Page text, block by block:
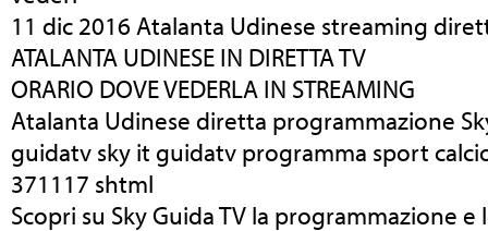
11 dic 2016 Atalanta Udinese streaming
ATALANTA UDINESE IN DIRETTA TV
ORARIO DOVE VEDERLA IN STREAMING
Atalanta Udinese diretta programmazione
guidatv sky it guidatv programma sport
371117 shtml
Scopri su Sky Guida TV la programmazione